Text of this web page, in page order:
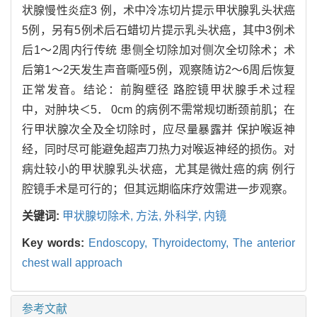
状腺慢性炎症3 例，术中冷冻切片提示甲状腺乳头状癌
5例，另有5例术后石蜡切片提示乳头状癌，其中3例术
后1～2周内行传统 患侧全切除加对侧次全切除术；术
后第1～2天发生声音嘶哑5例，观察随访2～6周后恢复
正常发音。结论：前胸壁径 路腔镜甲状腺手术过程
中，对肿块＜5． 0cm 的病例不需常规切断颈前肌；在
行甲状腺次全及全切除时，应尽量暴露并 保护喉返神
经，同时尽可能避免超声刀热力对喉返神经的损伤。对
病灶较小的甲状腺乳头状癌，尤其是微灶癌的病 例行
腔镜手术是可行的；但其远期临床疗效需进一步观察。
关键词: 甲状腺切除术, 方法, 外科学, 内镜
Key words: Endoscopy, Thyroidectomy, The anterior
chest wall approach
参考文献